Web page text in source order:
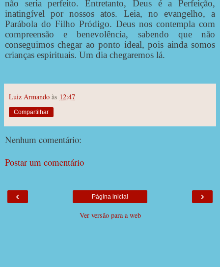
não seria perfeito. Entretanto, Deus é a Perfeição,
inatingível por nossos atos. Leia, no evangelho, a
Parábola do Filho Pródigo. Deus nos contempla com
compreensão e benevolência, sabendo que não
conseguimos chegar ao ponto ideal, pois ainda somos
crianças espirituais. Um dia chegaremos lá.
Luiz Armando às 12:47
Compartilhar
Nenhum comentário:
Postar um comentário
‹ ›
Página inicial
Ver versão para a web